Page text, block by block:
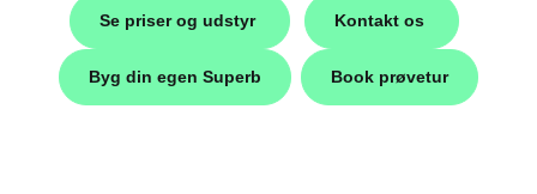
Se priser og udstyr Kontakt os
Byg din egen Superb Book prøvetur